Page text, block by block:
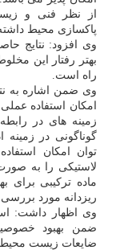
از نظر فنی و
پاکسازی محیط
وی افزود: نتایج
بهتر رفتار این
راه است.
وی ضمن اشاره به
امکان استفاده
زمینه های در
گوناگونی در زمینه
توان امکان
لاستیکی را به
ماده ترکیبی برای
ریزدانه مورد بررسی
وی اظهار داشت:
ضمن بهبود
ضایعات زیست